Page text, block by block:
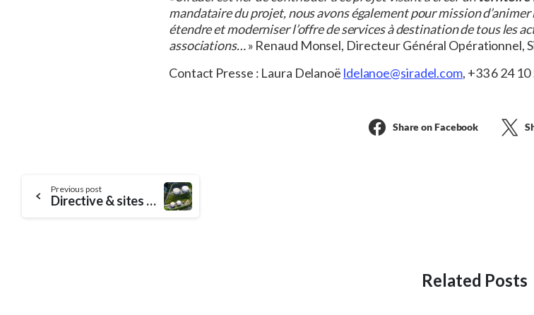
mandataire du projet, nous avons également pour mission
étendre et moderniser l’offre de services à destination de tous les
associations…» Renaud Monsel, Directeur Général Opérationnel,
Contact Presse : Laura Delanoë ldelanoe@siradel.com, +33 6 24 10
Share on Facebook
Continue
Reading
Previous post
Directive & sites SEVESO : Tout savoir sur les sites classés et leurs obligations
Related Posts